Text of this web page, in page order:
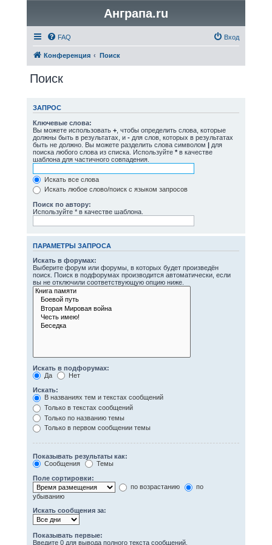
Анграпа.ru
FAQ Вход
Конференция Поиск
Поиск
ЗАПРОС
Ключевые слова:
Вы можете использовать +, чтобы определить слова, которые
должны быть в результатах, и -для слов, которых в результатах
быть не должно. Вы можете разделить слова символом |для
поиска любого слова из списка. Используйте *в качестве
шаблона для частичного совпадения.
Искать все слова
Искать любое слово/поиск с языком запросов
Поиск по автору:
Используйте * в качестве шаблона.
ПАРАМЕТРЫ ЗАПРОСА
Искать в форумах:
Выберите форум или форумы, в которых будет произведён
поиск. Поиск в подфорумах производится автоматически, если
вы не отключили соответствующую опцию ниже.
Искать в подфорумах:
Да
Нет
Искать:
В названиях тем и текстах сообщений
Только в текстах сообщений
Только по названию темы
Только в первом сообщении темы
Показывать результаты как:
Сообщения
Темы
Поле сортировки:
по возрастанию
по
убыванию
Искать сообщения за:
Показывать первые:
Введите 0 для вывода полного текста сообщений.